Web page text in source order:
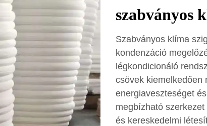
szabványos
Szabványos klíma
kondenzáció
légkondicionáló
csövek kiemelkedően
energiaveszteséget
megbízható
és kereskedelmi